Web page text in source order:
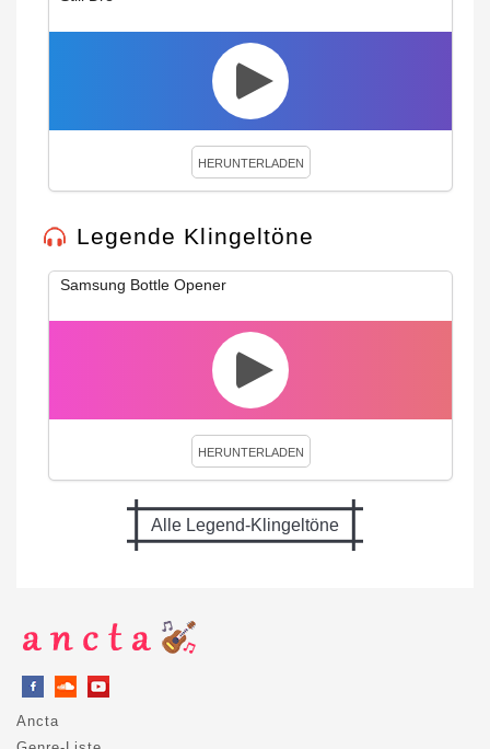
HERUNTERLADEN
Legende Klingeltöne
Samsung Bottle Opener
HERUNTERLADEN
Alle Legend-Klingeltöne
Ancta